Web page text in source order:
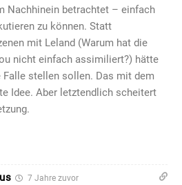
Nachhinein betrachtet – einfach
zu können. Statt
mit Leland (Warum hat die
nicht einfach assimiliert?) hätte
stellen sollen. Das mit dem
Idee. Aber letztendlich scheitert
7 Jahre zuvor